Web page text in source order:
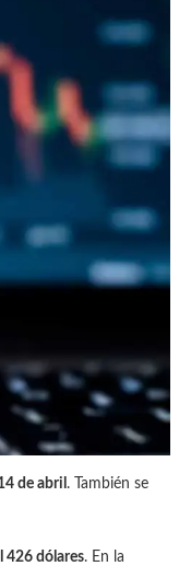
de abril . También se
426 dólares. En la